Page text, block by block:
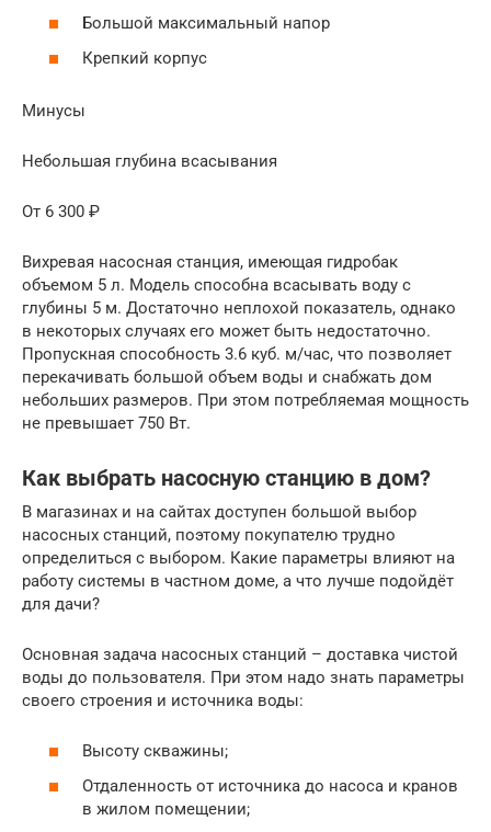
Большой максимальный напор
Крепкий корпус
Минусы
Небольшая глубина всасывания
От 6 300 ₽
Вихревая насосная станция, имеющая гидробак
объемом 5 л. Модель способна всасывать воду с
глубины 5 м. Достаточно неплохой показатель, однако
в некоторых случаях его может быть недостаточно.
Пропускная способность 3.6 куб. м/час, что позволяет
перекачивать большой объем воды и снабжать дом
небольших размеров. При этом потребляемая мощность
не превышает 750 Вт.
Как выбрать насосную станцию в дом?
В магазинах и на сайтах доступен большой выбор
насосных станций, поэтому покупателю трудно
определиться с выбором. Какие параметры влияют на
работу системы в частном доме, а что лучше подойдёт
для дачи?
Основная задача насосных станций – доставка чистой
воды до пользователя. При этом надо знать параметры
своего строения и источника воды:
Высоту скважины;
Отдаленность от источника до насоса и кранов
в жилом помещении;